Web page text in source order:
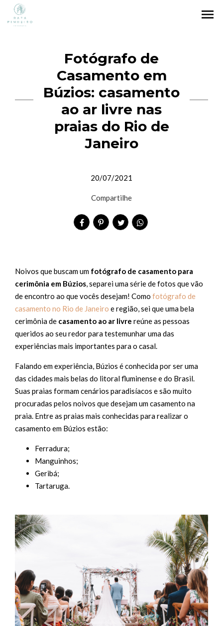
menu
Fotógrafo de
Casamento em
Búzios: casamento
ao ar livre nas
praias do Rio de
Janeiro
20/07/2021
Compartilhe
Noivos que buscam um fotógrafo de casamento para
cerimônia em Búzios, separei uma série de fotos que vão
de encontro ao que vocês desejam! Como fotógrafo de
casamento no Rio de Janeiro e região, sei que uma bela
cerimônia de casamento ao ar livre reúne as pessoas
queridos ao seu redor para testemunhar uma das
experiências mais importantes para o casal.
Falando em experiência, Búzios é conhecida por ser uma
das cidades mais belas do litoral fluminense e do Brasil.
Suas praias formam cenários paradisíacos e são muito
procuradas pelos noivos que desejam um casamento na
praia. Entre as praias mais conhecidas para realizar o
casamento em Búzios estão:
Ferradura;
Manguinhos;
Geribá;
Tartaruga.